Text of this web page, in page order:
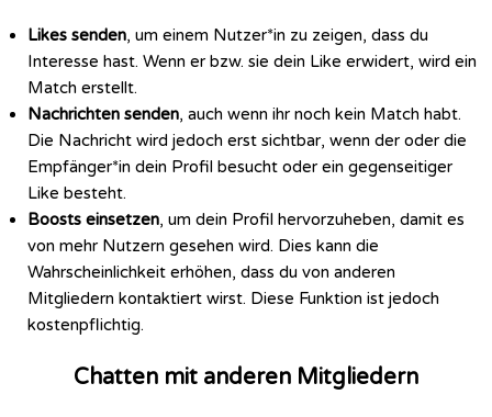
Likes senden, um einem Nutzer*in zu zeigen, dass du
Interesse hast. Wenn er bzw. sie dein Like erwidert, wird ein
Match erstellt.
Nachrichten senden, auch wenn ihr noch kein Match habt.
Die Nachricht wird jedoch erst sichtbar, wenn der oder die
Empfänger*in dein Profil besucht oder ein gegenseitiger
Like besteht.
Boosts einsetzen, um dein Profil hervorzuheben, damit es
von mehr Nutzern gesehen wird. Dies kann die
Wahrscheinlichkeit erhöhen, dass du von anderen
Mitgliedern kontaktiert wirst. Diese Funktion ist jedoch
kostenpflichtig.
Chatten mit anderen Mitgliedern